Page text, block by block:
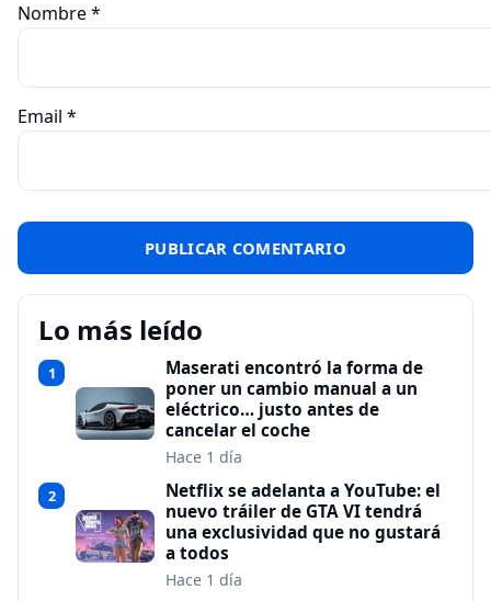
Nombre*
Email *
Lo más leído
1
Maserati encontró la forma de
poner un cambio manual a un
eléctrico… justo antes de
cancelar el coche
Hace 1 día
2
Netflix se adelanta a YouTube: el
nuevo tráiler de GTA VI tendrá
una exclusividad que no gustará
a todos
Hace 1 día